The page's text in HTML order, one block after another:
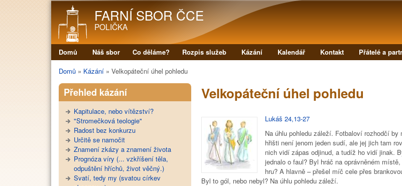
FARNÍ SBOR ČCE
POLIČKA
Hlavní menu
Domů Náš sbor Co děláme? Rozpis služeb Kázání Kalendář Kontakt Přátelé a
Jste zde
Domů » Kázání » Velkopáteční úhel pohledu
Velkopáteční úhel pohledu
Lukáš 24,13-27
Na úhlu pohledu záleží. Fotbaloví rozhodčí by
hřišti není jenom jeden sudí, ale jej jich tam
nich vidí zápas odjinud, a tudíž ho vidí jinak.
jednalo o faul? Byl hráč na oprávněném
hru? A hlavně – přešel míč cele přes
Byl to gól, nebo nebyl? Na úhlu pohledu záleží.
Přehled kázání
Kapitulace, nebo vítězství?
"Stromečková teologie"
Radost bez konkurzu
Určitě se namočit
Znamení zkázy a znamení života
Prognóza víry (... vzkříšení těla,
odpuštění hříchů, život věčný.)
Svatí, tedy my (svatou církev